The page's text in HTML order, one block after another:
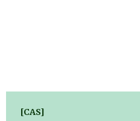
[CAS]